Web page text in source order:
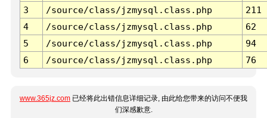
3 /source/class/jzmysql.class.php
211
4
/source/class/jzmysql.class.php
62
5
/source/class/jzmysql.class.php
94
6
/source/class/jzmysql.class.php 76
www.365jz.com 已经将此出错信息详细记录, 由此给您带来的访问不便我
们深感歉意.